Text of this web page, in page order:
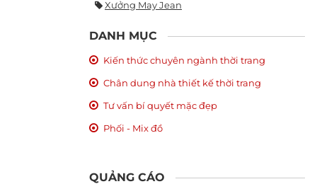
Xưởng May Jean
DANH MỤC
Kiến thức chuyên ngành thời trang
Chân dung nhà thiết kế thời trang
Tư vấn bí quyết mặc đẹp
Phối - Mix đồ
QUẢNG CÁO